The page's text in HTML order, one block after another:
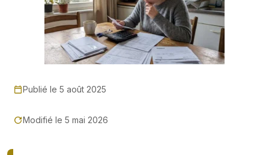
Publié le 5 août 2025
Modifié le 5 mai 2026